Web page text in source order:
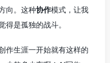
向。这种协作模式，让我
得是孤独的战斗。
作生涯一开始就有这样的